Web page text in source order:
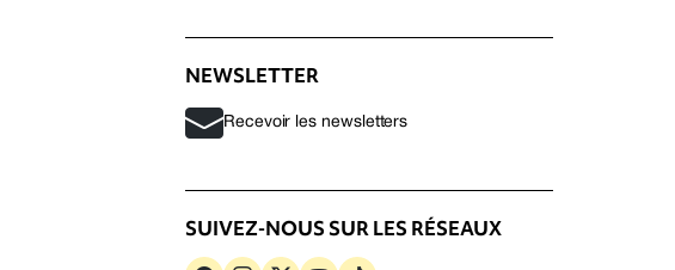
NEWSLETTER
Recevoir les newsletters
SUIVEZ-NOUS SUR LES RÉSEAUX